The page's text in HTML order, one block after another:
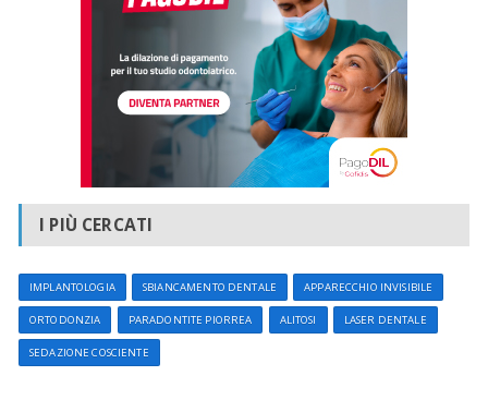
I PIÙ CERCATI
IMPLANTOLOGIA SBIANCAMENTO DENTALE APPARECCHIO INVISIBILE
ORTODONZIA PARADONTITE PIORREA ALITOSI LASER DENTALE
SEDAZIONE COSCIENTE